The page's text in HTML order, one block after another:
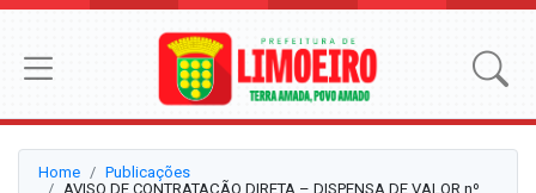
Home
Publicações
AVISO DE CONTRATAÇÃO DIRETA – DISPENSA DE VALOR nº